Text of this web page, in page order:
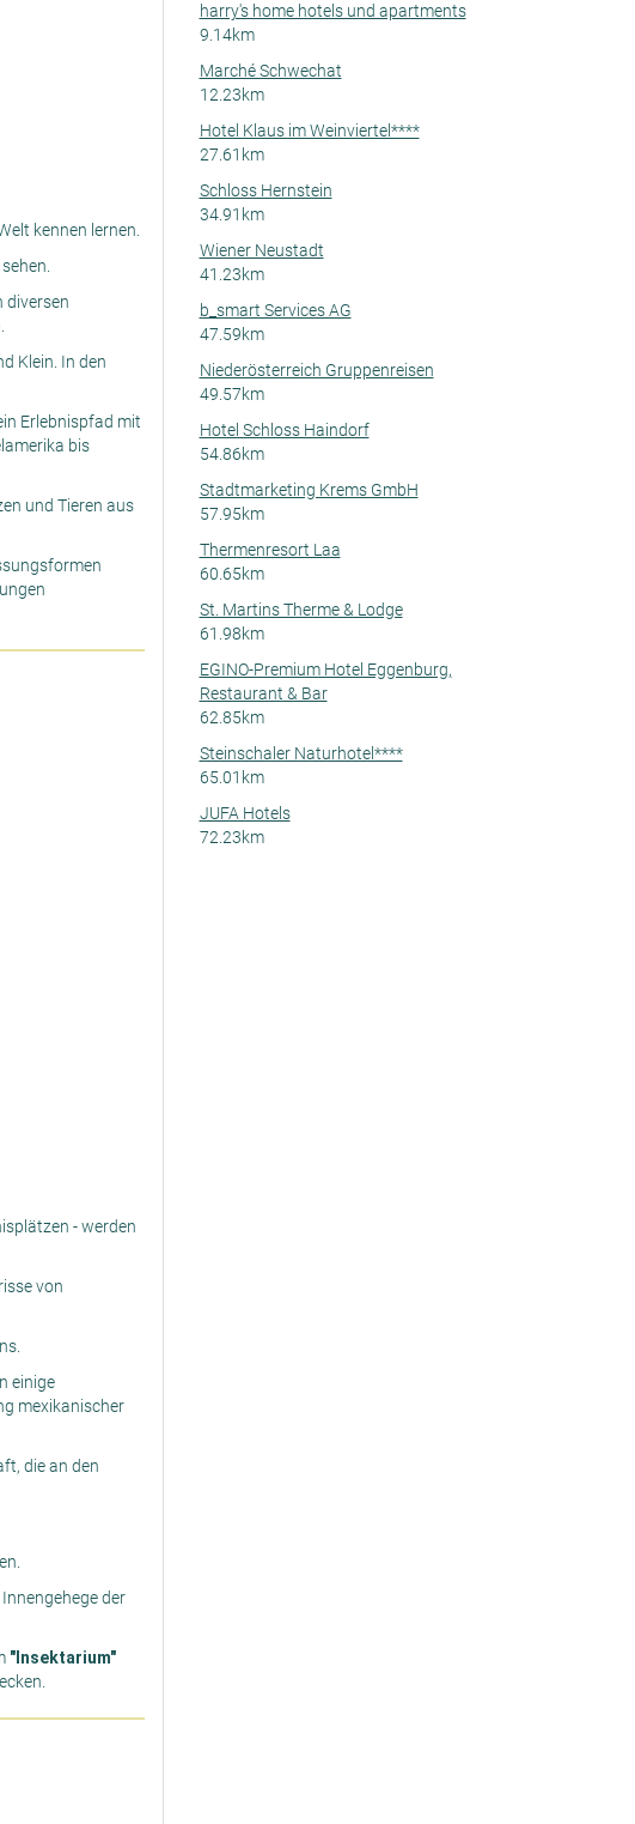
kennen lernen.
diversen
Klein. In den
Erlebnispfad mit
bis
und Tieren aus
- werden
von
einige
mexikanischer
die an den
der
"Insektarium"
harry's home hotels und apartments
9.14km
Marché Schwechat
12.23km
Hotel Klaus im Weinviertel****
27.61km
Schloss Hernstein
34.91km
Wiener Neustadt
41.23km
b_smart Services AG
47.59km
Niederösterreich Gruppenreisen
49.57km
Hotel Schloss Haindorf
54.86km
Stadtmarketing Krems GmbH
57.95km
Thermenresort Laa
60.65km
St. Martins Therme & Lodge
61.98km
EGINO-Premium Hotel Eggenburg,
Restaurant & Bar
62.85km
Steinschaler Naturhotel****
65.01km
JUFA Hotels
72.23km